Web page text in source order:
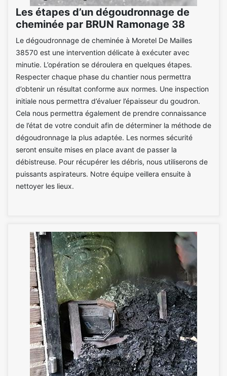
Les étapes d’un dégoudronnage de
cheminée par BRUN Ramonage 38
Le dégoudronnage de cheminée à Moretel De Mailles
38570 est une intervention délicate à exécuter avec
minutie. L’opération se déroulera en quelques étapes.
Respecter chaque phase du chantier nous permettra
d’obtenir un résultat conforme aux normes. Une inspection
initiale nous permettra d’évaluer l’épaisseur du goudron.
Cela nous permettra également de prendre connaissance
de l’état de votre conduit afin de déterminer la méthode de
dégoudronnage la plus adaptée. Les normes sécurité
seront ensuite mises en place avant de passer la
débistreuse. Pour récupérer les débris, nous utiliserons de
puissants aspirateurs. Notre équipe veillera ensuite à
nettoyer les lieux.